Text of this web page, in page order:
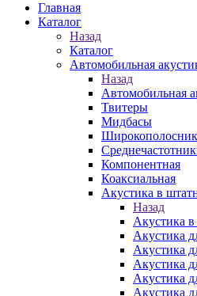
Главная
Каталог
Назад
Каталог
Автомобильная
Назад
Автомобильная
Твитеры
Мидбасы
Компонентная
Коаксиальная
Акустика в
Назад
Акустика
Акустика
Акустика
Акустика
Акустика
Акустика